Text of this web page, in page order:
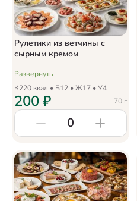
Рулетики из ветчины с
сырным кремом
Развернуть
К220 ккал • Б12 • Ж17 • У4
70 г
200₽
0